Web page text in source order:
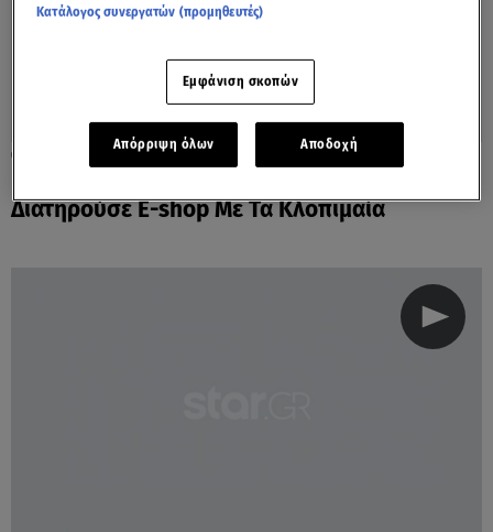
Διατηρούσε E-shop Με Τα Κλοπιμαία
Κατάλογος συνεργατών (προμηθευτές)
Εμφάνιση σκοπών
Απόρριψη όλων Αποδοχή